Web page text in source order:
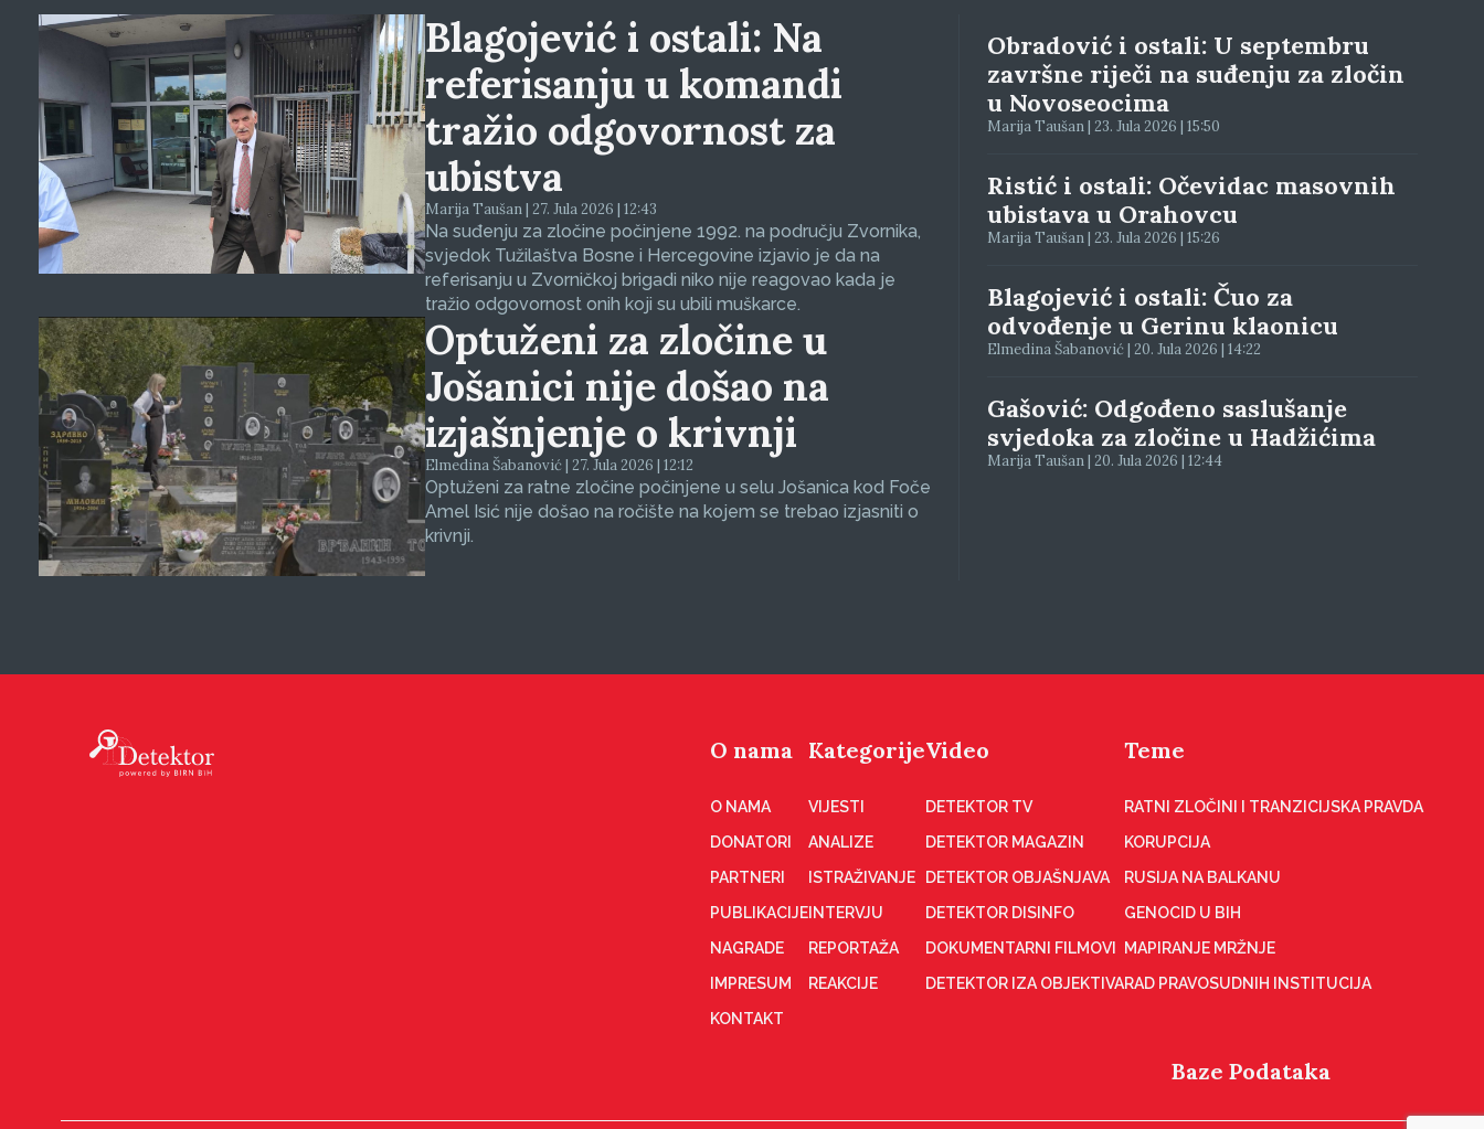
Blagojević i ostali: Na
referisanju u komandi
tražio odgovornost za
ubistva
Marija Taušan | 27. Jula 2026 | 12:43
Na suđenju za zločine počinjene 1992. na području Zvornika,
svjedok Tužilaštva Bosne i Hercegovine izjavio je da na
referisanju u Zvorničkoj brigadi niko nije reagovao kada je
tražio odgovornost onih koji su ubili muškarce.
Optuženi za zločine u
Jošanici nije došao na
izjašnjenje o krivnji
Elmedina Šabanović | 27. Jula 2026 | 12:12
Optuženi za ratne zločine počinjene u selu Jošanica kod Foče
Amel Isić nije došao na ročište na kojem se trebao izjasniti o
krivnji.
Obradović i ostali: U septembru
završne riječi na suđenju za zločin
u Novoseocima
Marija Taušan | 23. Jula 2026 | 15:50
Ristić i ostali: Očevidac masovnih
ubistava u Orahovcu
Marija Taušan | 23. Jula 2026 | 15:26
Blagojević i ostali: Čuo za
odvođenje u Gerinu klaonicu
Elmedina Šabanović | 20. Jula 2026 | 14:22
Gašović: Odgođeno saslušanje
svjedoka za zločine u Hadžićima
Marija Taušan | 20. Jula 2026 | 12:44
O nama
O NAMA
DONATORI
PARTNERI
PUBLIKACIJE
NAGRADE
IMPRESUM
KONTAKT
Kategorije
VIJESTI
ANALIZE
ISTRAŽIVANJE
INTERVJU
REPORTAŽA
REAKCIJE
Video
DETEKTOR TV
DETEKTOR MAGAZIN
DETEKTOR OBJAŠNJAVA
DETEKTOR DISINFO
DOKUMENTARNI FILMOVI
DETEKTOR IZA OBJEKTIVA
Teme
RATNI ZLOČINI I TRANZICIJSKA PRAVDA
KORUPCIJA
RUSIJA NA BALKANU
GENOCID U BIH
MAPIRANJE MRŽNJE
RAD PRAVOSUDNIH INSTITUCIJA
Baze Podataka